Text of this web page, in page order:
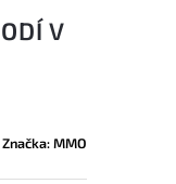
V
Značka:MMO